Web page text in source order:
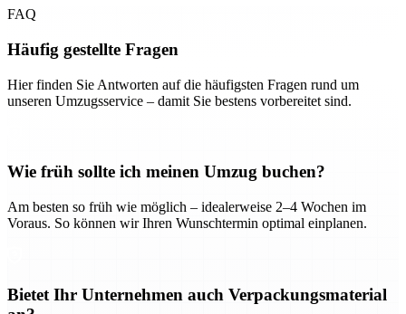
FAQ
Häufig gestellte Fragen
Hier finden Sie Antworten auf die häufigsten Fragen rund um
unseren Umzugsservice – damit Sie bestens vorbereitet sind.
Wie früh sollte ich meinen Umzug buchen?
Am besten so früh wie möglich – idealerweise 2–4 Wochen im
Voraus. So können wir Ihren Wunschtermin optimal einplanen.
Bietet Ihr Unternehmen auch Verpackungsmaterial